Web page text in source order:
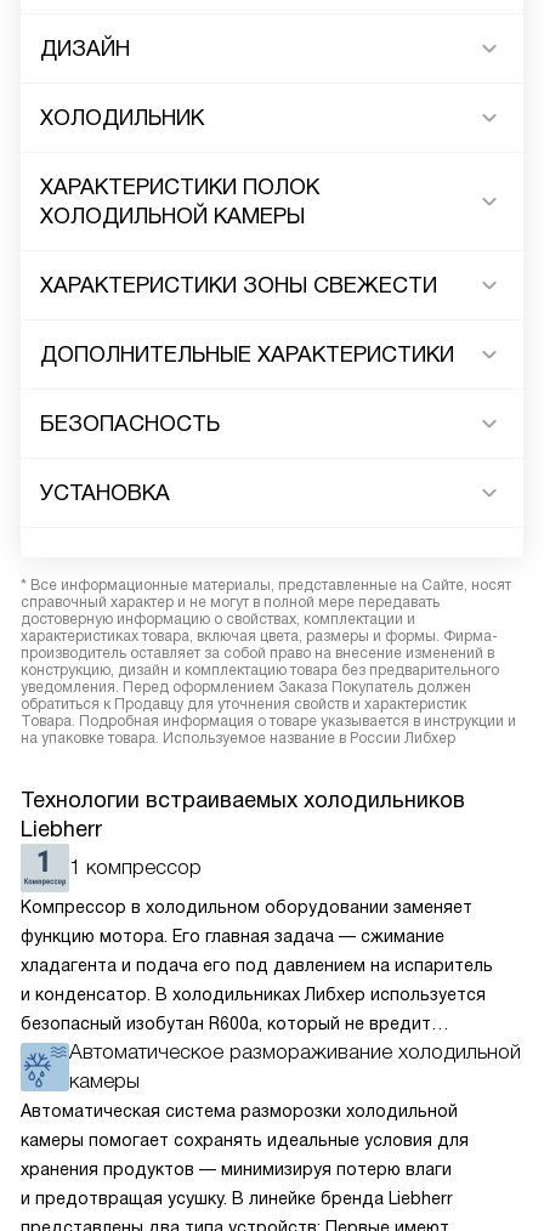
ДИЗАЙН
ХОЛОДИЛЬНИК
ХАРАКТЕРИСТИКИ ПОЛОК
ХОЛОДИЛЬНОЙ КАМЕРЫ
ХАРАКТЕРИСТИКИ ЗОНЫ СВЕЖЕСТИ
ДОПОЛНИТЕЛЬНЫЕ ХАРАКТЕРИСТИКИ
БЕЗОПАСНОСТЬ
УСТАНОВКА
* Все информационные материалы, представленные на Сайте, носят
справочный характер и не могут в полной мере передавать
достоверную информацию о свойствах, комплектации и
характеристиках товара, включая цвета, размеры и формы. Фирма-
производитель оставляет за собой право на внесение изменений в
конструкцию, дизайн и комплектацию товара без предварительного
уведомления. Перед оформлением Заказа Покупатель должен
обратиться к Продавцу для уточнения свойств и характеристик
Товара. Подробная информация о товаре указывается в инструкции и
на упаковке товара. Используемое название в России Либхер
Технологии встраиваемых холодильников
Liebherr
1 компрессор
Компрессор в холодильном оборудовании заменяет
функцию мотора. Его главная задача — сжимание
хладагента и подача его под давлением на испаритель
и конденсатор. В холодильниках Либхер используется
безопасный изобутан R600a, который не вредит
окружающей среде. Компрессор перегоняет его
по охладительному контуру по принципу насоса. Чем
лучше работает «мотор» прибора, тем качественнее
и быстрее происходит охлаждение, затрачивается
меньше электроэнергии.
Автоматическое размораживание холодильной
камеры
Автоматическая система разморозки холодильной
камеры помогает сохранять идеальные условия для
хранения продуктов — минимизируя потерю влаги
и предотвращая усушку. В линейке бренда Liebherr